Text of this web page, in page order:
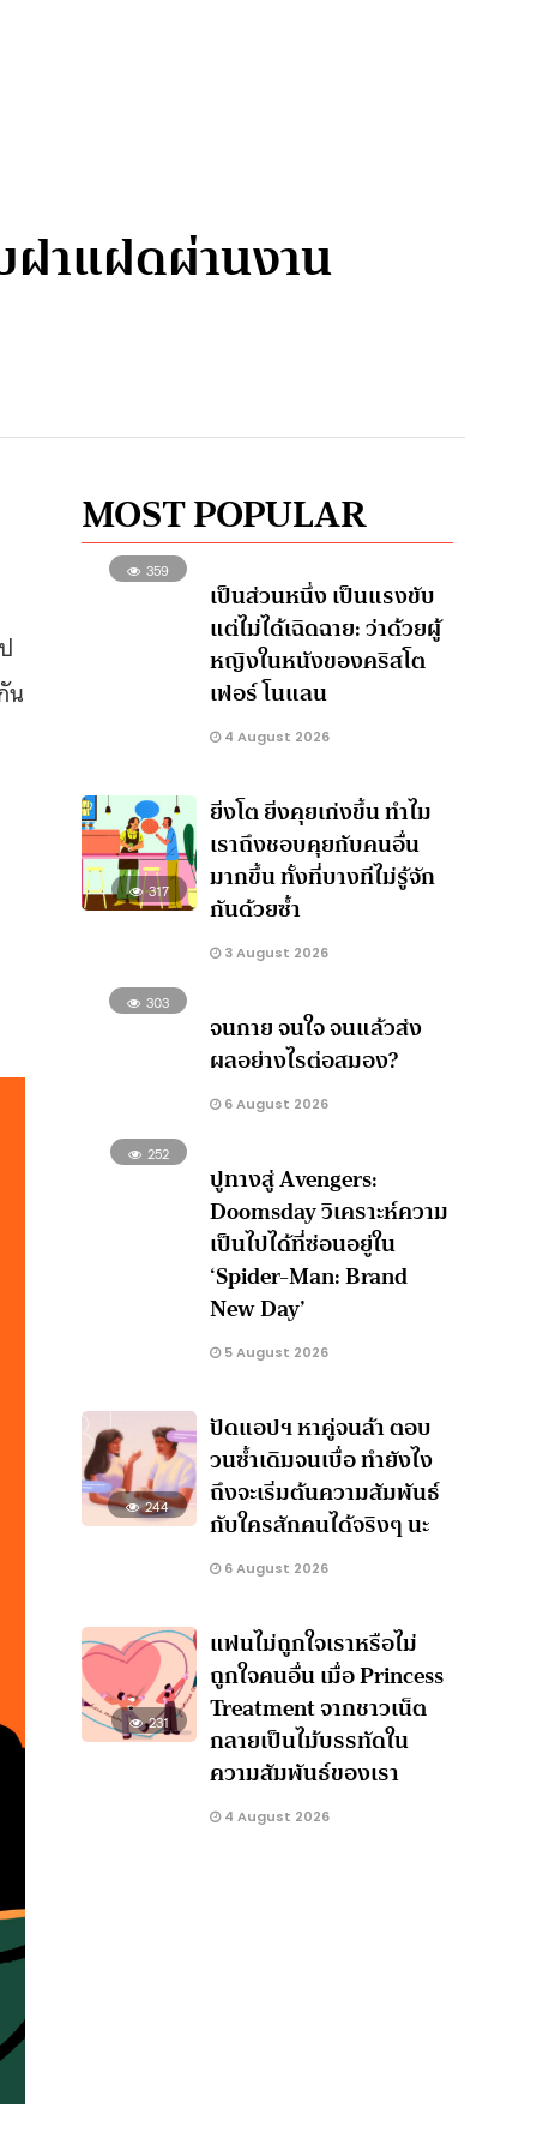
ฝาแฝดผ่านงาน
น
MOST POPULAR
359
เป็นส่วนหนึ่ง เป็นแรงขับ
แต่ไม่ได้เฉิดฉาย: ว่าด้วยผู้
หญิงในหนังของคริสโต
เฟอร์ โนแลน
4 August 2026
317
ยิ่งโต ยิ่งคุยเก่งขึ้น ทำไม
เราถึงชอบคุยกับคนอื่น
มากขึ้น ทั้งที่บางทีไม่รู้จัก
กันด้วยซ้ำ
3 August 2026
303
จนกาย จนใจ จนแล้วส่ง
ผลอย่างไรต่อสมอง?
6 August 2026
252
ปูทางสู่ Avengers:
Doomsday วิเคราะห์ความ
เป็นไปได้ที่ซ่อนอยู่ใน
‘Spider-Man: Brand
New Day’
5 August 2026
244
ปัดแอปฯ หาคู่จนล้า ตอบ
วนซ้ำเดิมจนเบื่อ ทำยังไง
ถึงจะเริ่มต้นความสัมพันธ์
กับใครสักคนได้จริงๆ นะ
6 August 2026
231
แฟนไม่ถูกใจเราหรือไม่
ถูกใจคนอื่น เมื่อ Princess
Treatment จากชาวเน็ต
กลายเป็นไม้บรรทัดใน
ความสัมพันธ์ของเรา
4 August 2026